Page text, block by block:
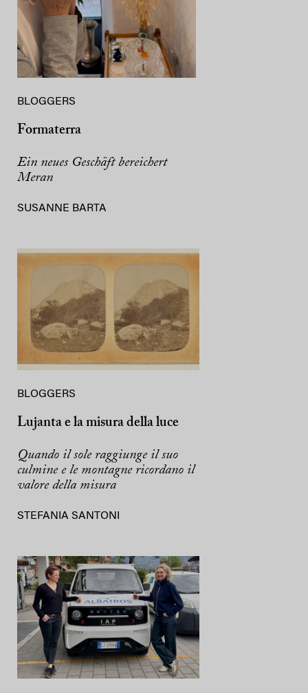
BLOGGERS
Formaterra
Ein neues Geschäft bereichert
Meran
SUSANNE BARTA
BLOGGERS
Lujanta e la misura della luce
Quando il sole raggiunge il suo
culmine e le montagne ricordano il
valore della misura
STEFANIA SANTONI